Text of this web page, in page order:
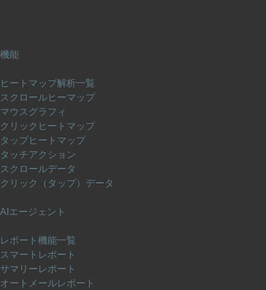
機能
ヒートマップ解析一覧
スクロールヒーマップ
マウスグラフィ
クリックヒートマップ
タップヒートマップ
タッチアクション
スクロールデータ
クリック（タップ）データ
AIエージェント
レポート機能一覧
スマートレポート
サマリーレポート
オートメールレポート